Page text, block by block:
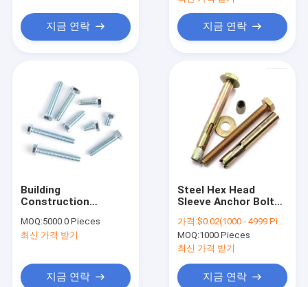
Location
지금 연락 지금 연락
Building
Construction
DIN933 DIN931steel
Hex Bolt And Nut
MOQ:5000.0 Pieces
최신 가격 받기
지금 연락
Steel Hex Head
Sleeve Anchor Bolt
Washer
가격:$0.02(1000 - 4999 Pieces) $0.01(>=5000 Pieces)
MOQ:1000 Pieces
최신 가격 받기
지금 연락